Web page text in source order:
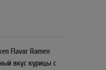
Flavor Ramen
вкус курицы с